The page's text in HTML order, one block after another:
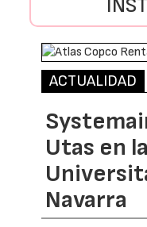
ACTUALIDAD
Utas en
Navarra